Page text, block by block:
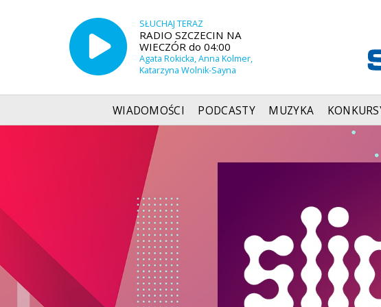
SŁUCHAJ TERAZ
RADIO SZCZECIN NA
WIECZÓR do 04:00
Agata Rokicka, Anna Kolmer,
Katarzyna Wolnik-Sayna
WIADOMOŚCI PODCASTY MUZYKA